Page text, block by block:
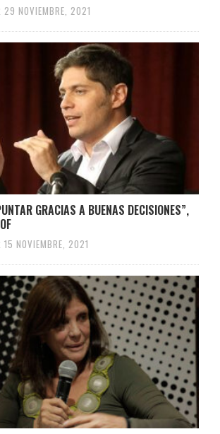
29 NOVIEMBRE, 2021
GRACIAS A BUENAS DECISIONES”,
15 NOVIEMBRE, 2021